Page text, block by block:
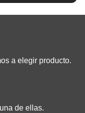
a elegir producto.
de ellas.